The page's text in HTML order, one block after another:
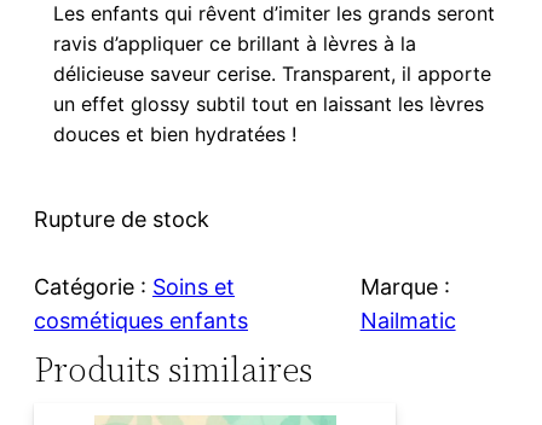
Les enfants qui rêvent d’imiter les grands seront
ravis d’appliquer ce brillant à lèvres à la
délicieuse saveur cerise. Transparent, il apporte
un effet glossy subtil tout en laissant les lèvres
douces et bien hydratées !
Rupture de stock
Catégorie : Soins et
cosmétiques enfants
Marque :
Nailmatic
Produits similaires